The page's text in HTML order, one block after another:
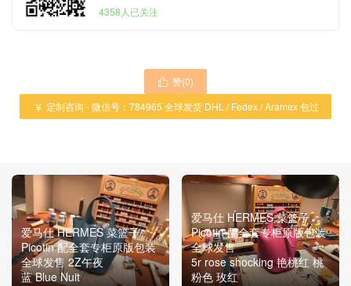
4358人已关注
 赞(0)
 定制咨询 - 微信号：784965 全球发货 DHL / Fedex / Aramex 包过
爱马仕 HERMES 菜篮子
Picotin 配全套专柜原版包装
全球发售 2Z午夜
蓝 Blue Nuit
爱马仕 HERMES 菜篮子
Picotin 配全套专柜原版包装
全球发售
5r rose shocking 艳桃红 桃
粉色 玫红